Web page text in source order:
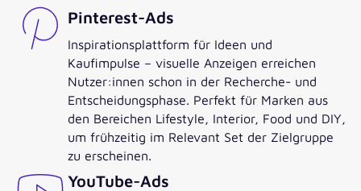
Pinterest-Ads
Inspirationsplattform für Ideen und
Kaufimpulse – visuelle Anzeigen erreichen
Nutzer:innen schon in der Recherche- und
Entscheidungsphase. Perfekt für Marken aus
den Bereichen Lifestyle, Interior, Food und DIY,
um frühzeitig im Relevant Set der Zielgruppe
zu erscheinen.
YouTube-Ads